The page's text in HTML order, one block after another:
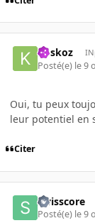
koskoz
Posté(e) le 9
Oui, tu peux
leur potentiel en
Citer
swisscore
Posté(e) le 9